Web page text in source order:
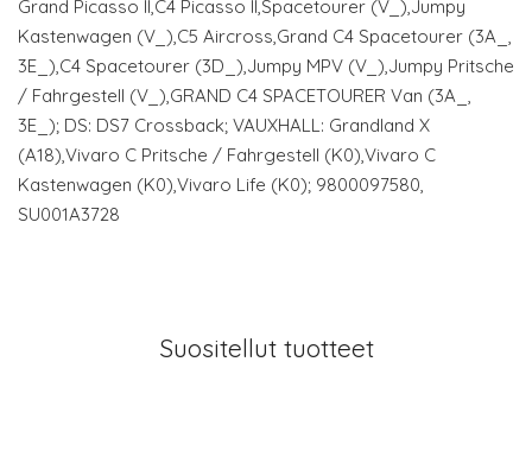
Grand Picasso II,C4 Picasso II,Spacetourer (V_),Jumpy
Kastenwagen (V_),C5 Aircross,Grand C4 Spacetourer (3A_,
3E_),C4 Spacetourer (3D_),Jumpy MPV (V_),Jumpy Pritsche
/ Fahrgestell (V_),GRAND C4 SPACETOURER Van (3A_,
3E_); DS: DS7 Crossback; VAUXHALL: Grandland X
(A18),Vivaro C Pritsche / Fahrgestell (K0),Vivaro C
Kastenwagen (K0),Vivaro Life (K0); 9800097580,
SU001A3728
Suositellut tuotteet